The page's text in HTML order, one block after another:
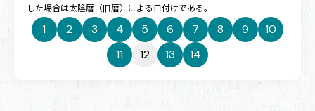
した場合は太陰暦（旧暦）による日付けである。
1 2 3 4 5 6 7 8 9
10
11
12 13 14